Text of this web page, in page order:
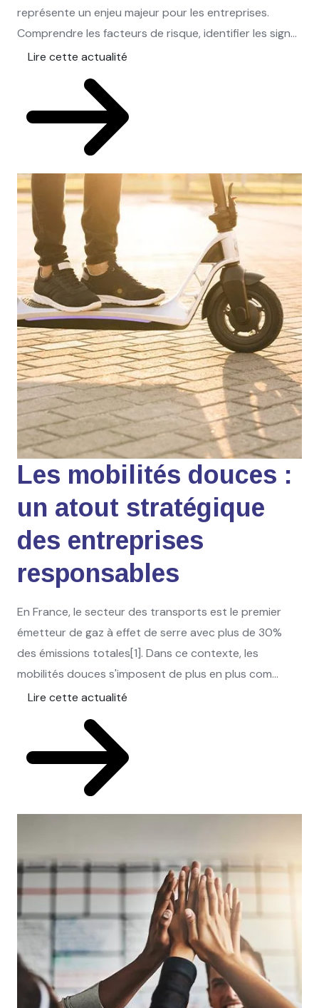
représente un enjeu majeur pour les entreprises.
Comprendre les facteurs de risque, identifier les sign...
Lire cette actualité
Les mobilités douces :
un atout stratégique
des entreprises
responsables
En France, le secteur des transports est le premier
émetteur de gaz à effet de serre avec plus de 30%
des émissions totales[1]. Dans ce contexte, les
mobilités douces s'imposent de plus en plus com...
Lire cette actualité